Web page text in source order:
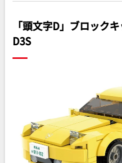
「頭文字D」ブロック
D3S